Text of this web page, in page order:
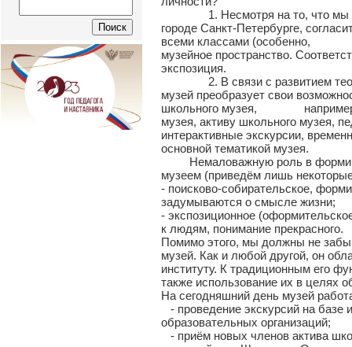
1. Несмотря на то, что мы с
городе Санкт-Петербурге,
всеми классами (особенно,
музейное пространство.
экспозиция.
2. В связи с развитием
музей преобразует свои
школьного музея, например, –
музея, активу школьного музея,
интерактивные экскурсии,
основной тематикой музея.
Немаловажную роль в
музеем (приведём лишь
- поисково-собирательское,
задумываются о смысле жизни;
- экспозиционное
к людям, понимание прекрасного.
Помимо этого, мы должны не
музей. Как и любой другой, он
институту. К традиционным его
также использование их в целях
На сегодняшний день музей
- проведение экскурсий на
образовательных организаций;
- приём новых членов актива